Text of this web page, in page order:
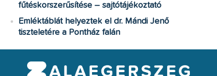
fűtéskorszerűsítése – sajtótájékoztató
Emléktáblát helyeztek el dr. Mándi Jenő
tiszteletére a Pontház falán